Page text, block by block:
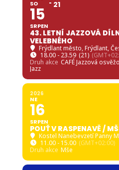
SO
15
SRPEN
21
43. LETNÍ JAZZOVÁ
VELEBNÉHO
Frýdlant město, Frýdlant,
18.00 - 23.59 (21)
Druh akce CAFÉ Jazzová
Jazz
2026
NE
16
SRPEN
POUŤ V RASPENAVĚ /
Kostel Nanebevzetí Panny
11.00 - 15.00 (GMT+02:00)
Druh akce Mše